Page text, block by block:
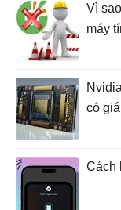
Vì
máy
có
Cách